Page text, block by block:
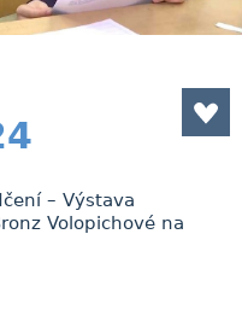
– Výstava
Volopichové na